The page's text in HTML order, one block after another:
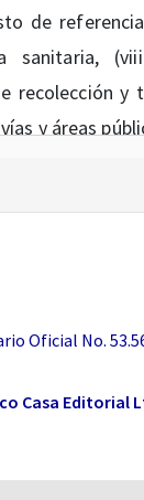
de
sanitaria,
recolección y
y áreas
a los
o
de
sector de
Oficial No.
Casa Editorial